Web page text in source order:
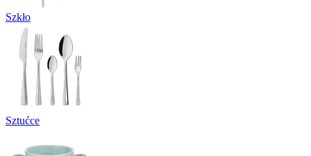
Szkło
Sztućce